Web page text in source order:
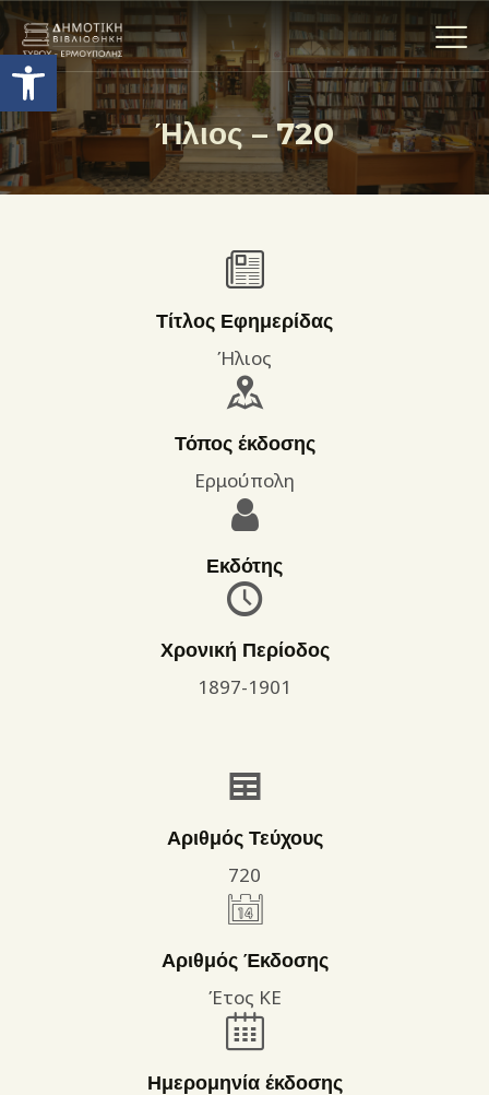
Ανοίξτε τη γραμμή εργαλείων
Ήλιος – 720
Η ΒΙΒΛΙΟΘΗΚΗ
ΟΙ ΣΥΛΛΟΓΈΣ
ΔΡΑΣΤΗΡΙΟΤΗΤΕΣ
ΕΠΙΚΟΙΝΩΝΊΑ
ΌΡΟΙ ΧΡΉΣΗΣ
Τίτλος Εφημερίδας
Ήλιος
Τόπος έκδοσης
Ερμούπολη
Εκδότης
Χρονική Περίοδος
1897-1901
Αριθμός Τεύχους
720
Αριθμός Έκδοσης
Έτος ΚΕ
Ημερομηνία έκδοσης